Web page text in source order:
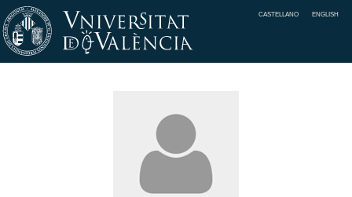
CASTELLANO ENGLISH